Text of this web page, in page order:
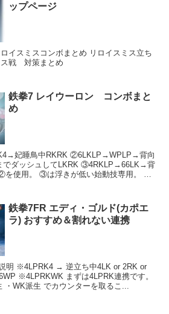
ップページ
スミス戦 対策まとめ
鉄拳7 レイウーロン コンボまと
め
②6LKLP→WPLP→背向
してLKRK ③4RKLP→66LK→背
鉄拳7FR エディ・ゴルド(カポエ
ラ) おすすめ＆割れない連携
明 ※4LPRK4 → 逆立ち中4LK or 2RK or
まずは4LPRK連携です。
暴れる相手には ・LK派生 ・WK派生 でカウンターを取るこ...